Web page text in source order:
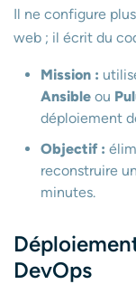
Il ne configure
web ; il écrit du
Mission :
Ansible ou
déploiement
Objectif :
reconstruire
minutes.
DevOps